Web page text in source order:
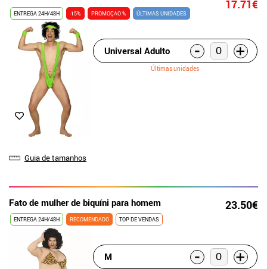
17.71€
ENTREGA 24H/48H -15% PROMOÇAO % ÚLTIMAS UNIDADES
Guia de tamanhos
Universal Adulto - +
Últimas unidades
Fato de mulher de biquíni para homem 23.50€
ENTREGA 24H/48H RECOMENDADO TOP DE VENDAS
M - +